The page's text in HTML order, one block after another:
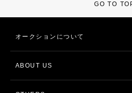
GO TO
オークションについて
ABOUT US